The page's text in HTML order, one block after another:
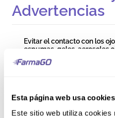
Esta página web usa cookies
Este sitio web utiliza cookies
Advertencias
Evitar el contacto con los
espumas, geles, aerosoles
con el champú, ya que
exceder la dosis
Modo de uso